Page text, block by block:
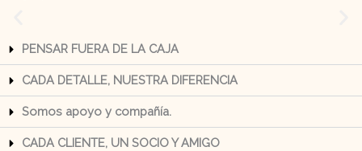
Partido Laborista de Santa Lucía
PENSAR FUERA DE LA CAJA
CADA DETALLE, NUESTRA DIFERENCIA
Somos apoyo y compañía.
CADA CLIENTE, UN SOCIO Y AMIGO